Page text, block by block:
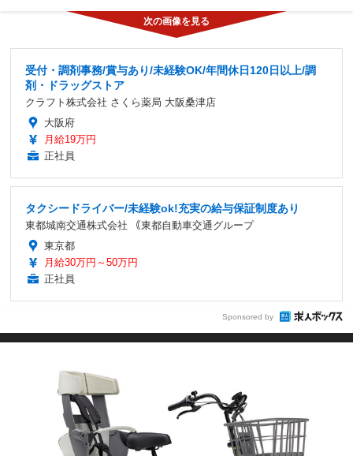
受付・調剤事務/賞与あり/未経験OK/年間休日120日以上/調
剤・ドラッグストア
クラフト株式会社 さくら薬局 大阪桑津店
大阪府
月給19万円
正社員
タクシードライバー/未経験ok!充実の給与保証制度あり
東都城南交通株式会社 ｟東都自動車交通グループ
東京都
月給30万円～50万円
正社員
Sponsored by